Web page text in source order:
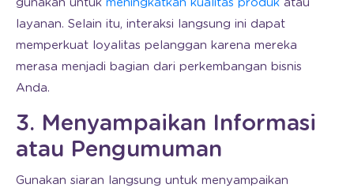
gunakan untuk meningkatkan kualitas produk atau
layanan. Selain itu, interaksi langsung ini dapat
memperkuat loyalitas pelanggan karena mereka
merasa menjadi bagian dari perkembangan bisnis
Anda.
3. Menyampaikan Informasi
atau Pengumuman
Gunakan siaran langsung untuk menyampaikan